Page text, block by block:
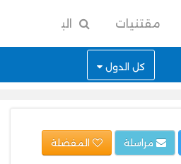
مقتنيات البحث
كل الدول